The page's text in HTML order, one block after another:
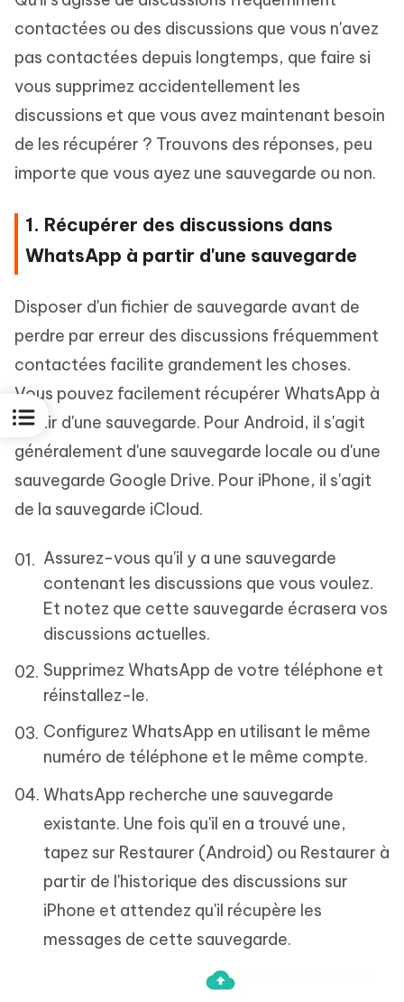
contactées ou des discussions que vous n'avez
pas contactées depuis longtemps, que faire si
vous supprimez accidentellement les
discussions et que vous avez maintenant besoin
de les récupérer ? Trouvons des réponses, peu
importe que vous ayez une sauvegarde ou non.
1. Récupérer des discussions dans
WhatsApp à partir d'une sauvegarde
Disposer d'un fichier de sauvegarde avant de
perdre par erreur des discussions fréquemment
contactées facilite grandement les choses.
Vous pouvez facilement récupérer WhatsApp à
partir d'une sauvegarde. Pour Android, il s'agit
généralement d'une sauvegarde locale ou d'une
sauvegarde Google Drive. Pour iPhone, il s'agit
de la sauvegarde iCloud.
Assurez-vous qu'il y a une sauvegarde
contenant les discussions que vous voulez.
Et notez que cette sauvegarde écrasera vos
discussions actuelles.
Supprimez WhatsApp de votre téléphone et
réinstallez-le.
Configurez WhatsApp en utilisant le même
numéro de téléphone et le même compte.
WhatsApp recherche une sauvegarde
existante. Une fois qu'il en a trouvé une,
tapez sur Restaurer (Android) ou Restaurer à
partir de l'historique des discussions sur
iPhone et attendez qu'il récupère les
messages de cette sauvegarde.